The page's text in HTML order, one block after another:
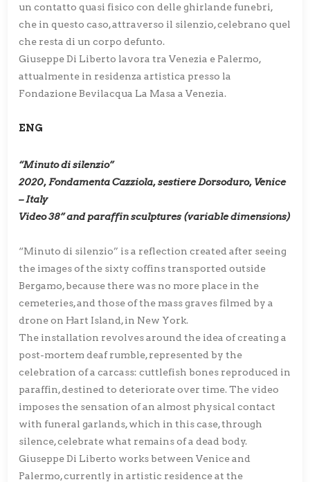
un contatto quasi fisico con delle ghirlande funebri,
che in questo caso, attraverso il silenzio, celebrano quel
che resta di un corpo defunto.
Giuseppe Di Liberto lavora tra Venezia e Palermo,
attualmente in residenza artistica presso la
Fondazione Bevilacqua La Masa a Venezia.
ENG
“Minuto di silenzio”
2020, Fondamenta Cazziola, sestiere Dorsoduro, Venice
– Italy
Video 38” and paraffin sculptures (variable dimensions)
“Minuto di silenzio” is a reflection created after seeing
the images of the sixty coffins transported outside
Bergamo, because there was no more place in the
cemeteries, and those of the mass graves filmed by a
drone on Hart Island, in New York.
The installation revolves around the idea of creating a
post-mortem deaf rumble, represented by the
celebration of a carcass: cuttlefish bones reproduced in
paraffin, destined to deteriorate over time. The video
imposes the sensation of an almost physical contact
with funeral garlands, which in this case, through
silence, celebrate what remains of a dead body.
Giuseppe Di Liberto works between Venice and
Palermo, currently in artistic residence at the